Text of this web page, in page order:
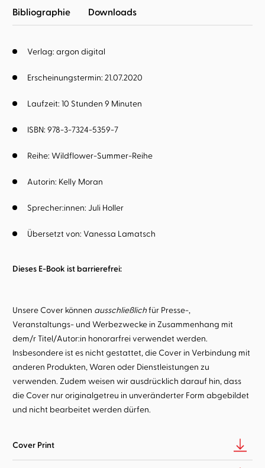
Bibliographie Downloads
Verlag: argon digital
Übersetzt von: Vanessa Lamatsch
Erscheinungstermin: 21.07.2020
Laufzeit: 10 Stunden 9 Minuten
ISBN: 978-3-7324-5359-7
Reihe: Wildflower-Summer-Reihe
Autorin: Kelly Moran
Sprecher:innen: Juli Holler
Dieses E-Book ist barrierefrei:
Unsere Cover können ausschließlichfür Presse-,
Veranstaltungs- und Werbezwecke in Zusammenhang mit
dem/r Titel/Autor:in honorarfrei verwendet werden.
Insbesondere ist es nicht gestattet, die Cover in Verbindung mit
anderen Produkten, Waren oder Dienstleistungen zu
verwenden. Zudem weisen wir ausdrücklich darauf hin, dass
die Cover nur originalgetreu in unveränderter Form abgebildet
und nicht bearbeitet werden dürfen.
Cover Print